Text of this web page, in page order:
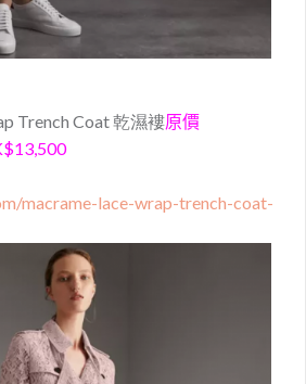
Trench Coat乾濕褸原價
macrame-lace-wrap-trench-coat-